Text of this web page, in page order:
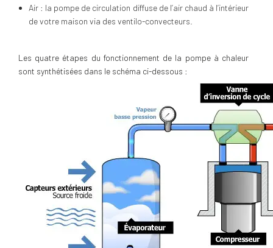
Air : la pompe de circulation diffuse de l’air chaud à l’intérieur
de votre maison via des ventilo-convecteurs.
Les quatre étapes du fonctionnement de la pompe à chaleur
sont synthétisées dans le schéma ci-dessous :